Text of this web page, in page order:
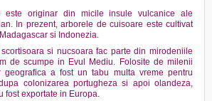
este originar din micile insule vulcanice ale
In prezent, arborele de cuisoare este cultivat
si Indonezia.
si nucsoara fac parte din mirodeniile
de scumpe in Evul Mediu. Folosite de milenii
a fost un tabu multa vreme pentru
colonizarea portugheza si apoi olandeza,
fost exportate in Europa.